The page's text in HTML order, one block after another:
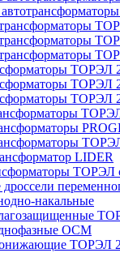
ТОРЭЛ
ТОРЭЛ
ТОРЭЛ
LIDER
ТОРЭЛ
накальные
ОСМ
ТОРЭЛ